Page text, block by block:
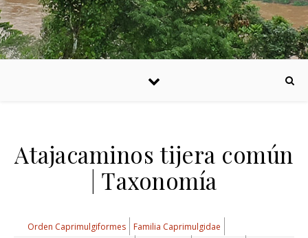
Atajacaminos tijera común
| Taxonomía
Orden Caprimulgiformes
Familia Caprimulgidae